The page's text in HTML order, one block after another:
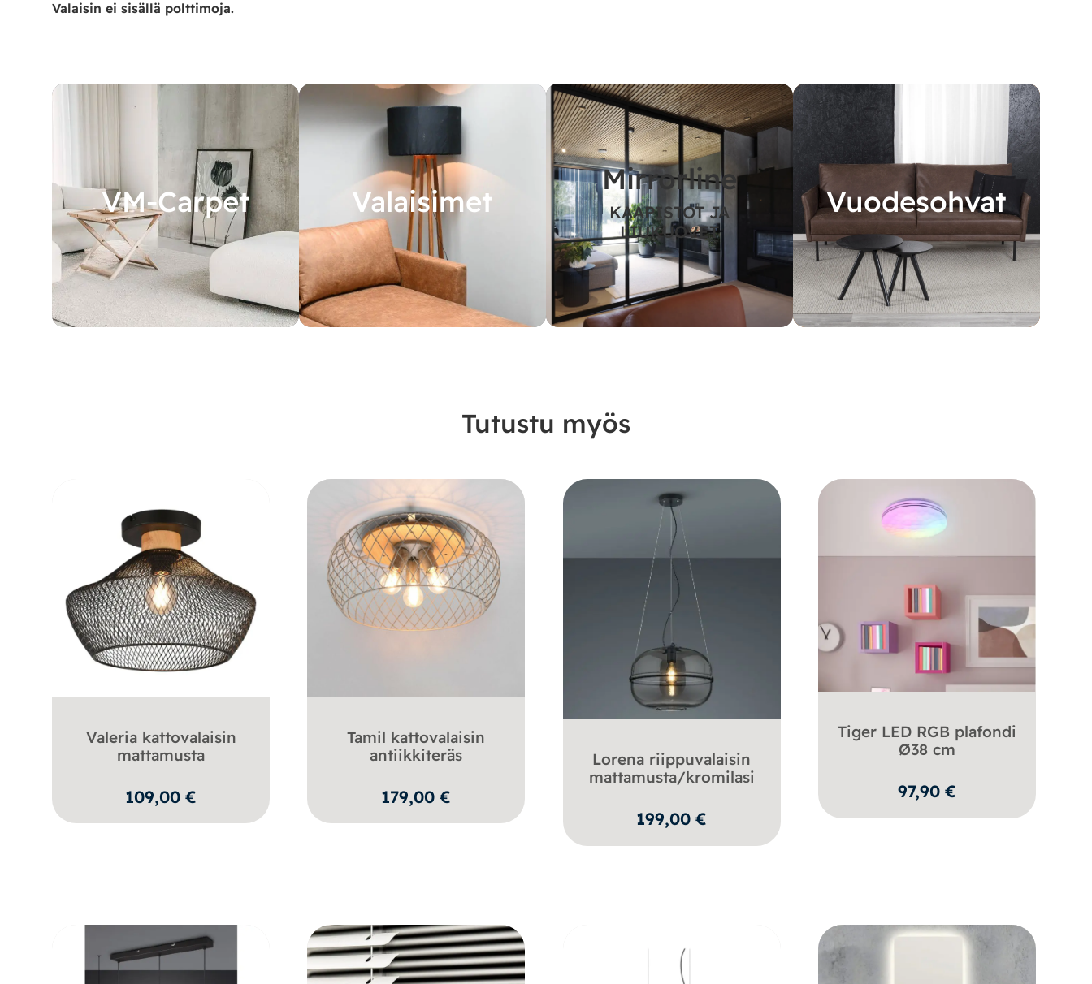
Valaisin ei sisällä polttimoja.
VM-Carpet Valaisimet
Mirrorline
KAAPISTOT JA
LIUKUOVET
Vuodesohvat
Tutustu myös
Valeria kattovalaisin
mattamusta
109,00€
Tamil kattovalaisin
antiikkiteräs
179,00€
Lorena riippuvalaisin
mattamusta/kromilasi
199,00€
Tiger LED RGB plafondi
Ø38 cm
97,90€